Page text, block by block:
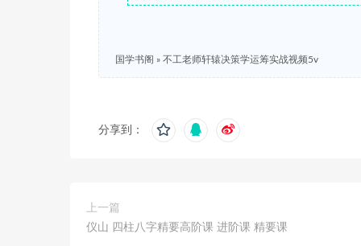
国学书阁 » 不工老师轩辕决策学运筹实战视频5v
分享到：
上一篇
仪山 四柱‮字八‬精要高阶课 进阶课 精要课